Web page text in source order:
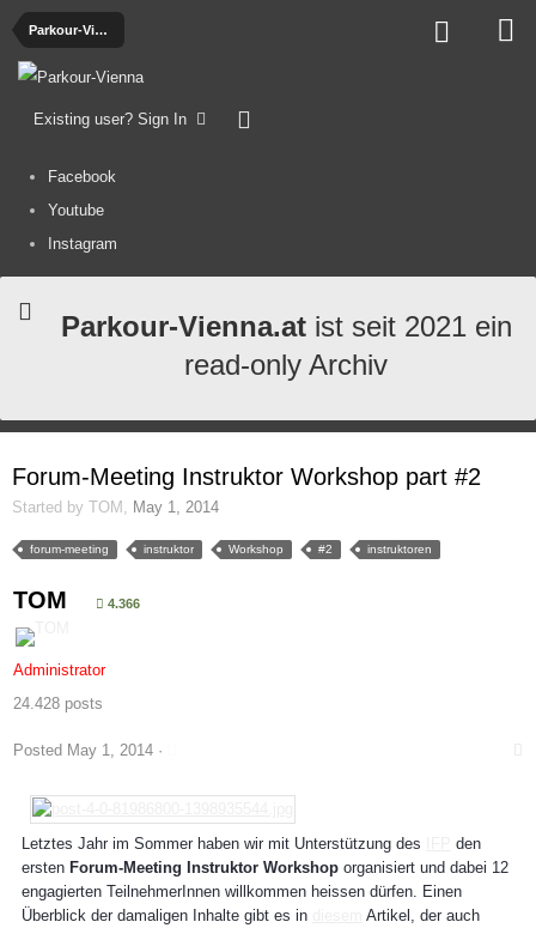
Parkour-Vienna News
Existing user? Sign In
Facebook
Youtube
Instagram
Parkour-Vienna.atist seit 2021 ein
read-only Archiv
Forum-Meeting Instruktor Workshop part #2
Started by TOM May 1, 2014
forum-meeting instruktor Workshop #2 instruktoren
TOM 4.366
Administrator
24.428 posts
Posted May 1, 2014 ·
Letztes Jahr im Sommer haben wir mit Unterstützung des
den
ersten Forum-Meeting Instruktor Workshop organisiert und dabei 12
engagierten TeilnehmerInnen willkommen heissen dürfen. Einen
Überblick der damaligen Inhalte gibt es in
Artikel, der auch